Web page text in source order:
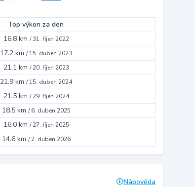
Top výkon za den
16.8 km /31. říjen 2022
17.2 km /15. duben 2023
21.1 km /20. říjen 2023
21.9 km /15. duben 2024
21.5 km /29. říjen 2024
18.5 km /6. duben 2025
16.0 km /27. říjen 2025
14.6 km /2. duben 2026
Nápověda